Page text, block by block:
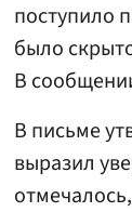
поступило
было
В
В письме
выразил